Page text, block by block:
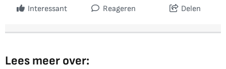
Interessant Reageren Delen
Lees meer over: